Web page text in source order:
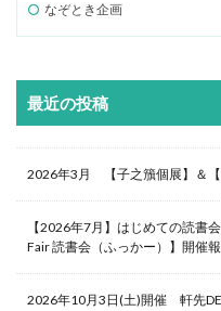
なぞとき企画
最近の投稿
2026年3月 【子之籏個展】＆
【2026年7月】はじめての読
Fair 読書会（ふっかー）】開催
2026年10月3日(土)開催 軒先